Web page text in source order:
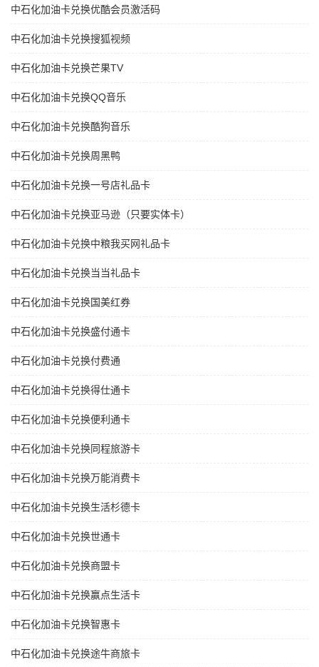
中石化加油卡兑换优酷会员激活码
中石化加油卡兑换搜狐视频
中石化加油卡兑换芒果TV
中石化加油卡兑换QQ音乐
中石化加油卡兑换酷狗音乐
中石化加油卡兑换周黑鸭
中石化加油卡兑换一号店礼品卡
中石化加油卡兑换亚马逊（只要实体卡）
中石化加油卡兑换中粮我买网礼品卡
中石化加油卡兑换当当礼品卡
中石化加油卡兑换国美红券
中石化加油卡兑换盛付通卡
中石化加油卡兑换付费通
中石化加油卡兑换得仕通卡
中石化加油卡兑换便利通卡
中石化加油卡兑换同程旅游卡
中石化加油卡兑换万能消费卡
中石化加油卡兑换生活杉德卡
中石化加油卡兑换世通卡
中石化加油卡兑换商盟卡
中石化加油卡兑换赢点生活卡
中石化加油卡兑换智惠卡
中石化加油卡兑换途牛商旅卡